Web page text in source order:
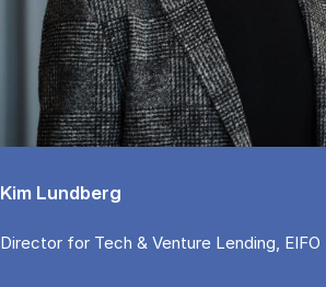
Kim Lundberg
Di­rector for Tech & Ven­tu­re Len­ding, EIFO